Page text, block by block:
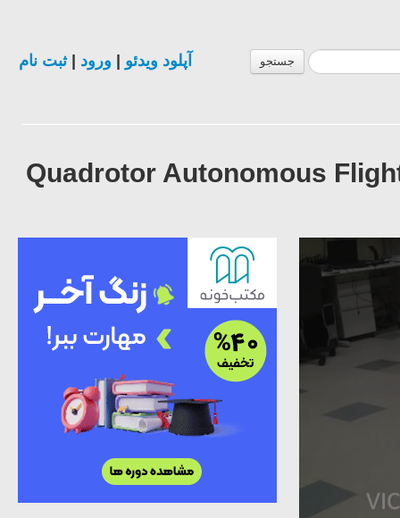
جستجو آپلود ویدئو| ورود| ثبت نام
Quadrotor Autonomous